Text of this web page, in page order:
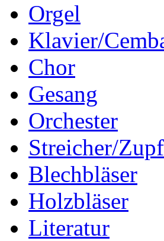
Orgel
Klavier/
Chor
Gesang
Orchester
Streicher/
Blechbläser
Holzbläser
Literatur